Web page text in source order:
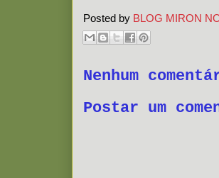
Posted by BLOG MIRON
Nenhum
Postar um